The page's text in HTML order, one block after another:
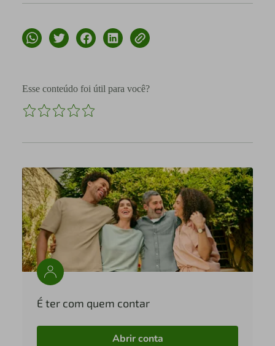
Esse conteúdo foi útil para você?
É ter com quem contar
Abrir conta